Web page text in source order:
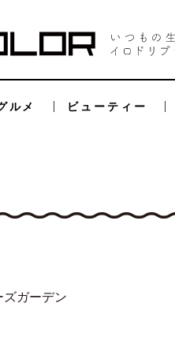
ルメ ビューティー
ガーデン